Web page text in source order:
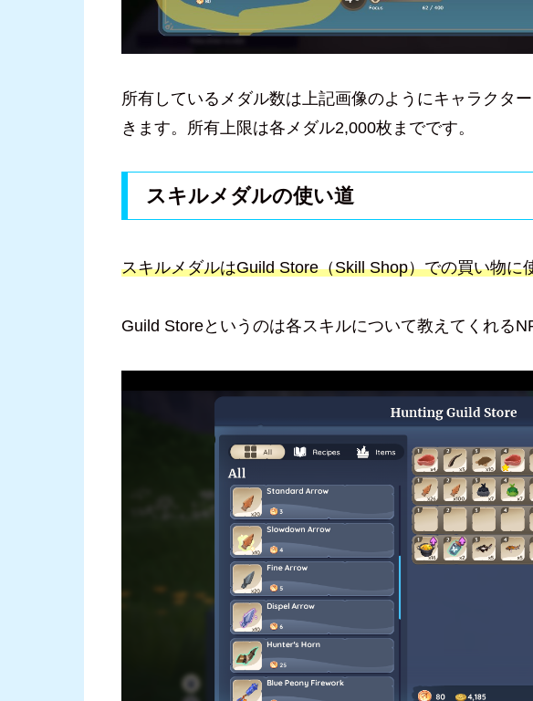
所有しているメダル数は上記画像のようにキャラクタ
きます。所有上限は各メダル2,000枚までです。
スキルメダルの使い道
スキルメダルはGuild Store（Skill Shop）での買い物に
Guild Storeというのは各スキルについて教えてくれる